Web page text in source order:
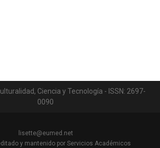
Ciencia y Tecnología - ISSN: 2697-
0090
lisette@eumed.net
y mantenido por Servicios Académicos